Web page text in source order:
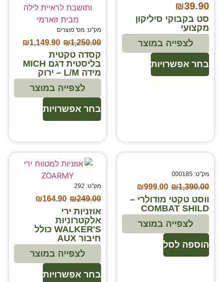
₪39.90
סט בקבוקי סיליקון
מקצועי
בחר אפשרויות
לצפייה במוצר
מק"ט: מס' מוצרים
₪1,250.00
₪1,149.90
קסדה טקטית
בליסטית דגם MICH
מידה L/M – ירוק
בחר אפשרויות
לצפייה במוצר
מק"ט: 000185
₪1,390.00
₪999.00
ווסט טקטי מודולרי –
COMBAT SHILD
הוספה לסל
לצפייה במוצר
מק"ט: 292
₪249.00
₪164.90
אוזניות ירי
אלקטרוניות
WALKER'S כולל
חיבור AUX
בחר אפשרויות
לצפייה במוצר